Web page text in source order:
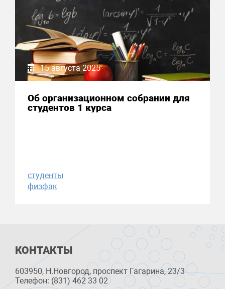
15 августа 2025
Об организационном собрании для
студентов 1 курса
студенты
физфак
КОНТАКТЫ
603950, Н.Новгород, проспект Гагарина, 23/3
Телефон: (831) 462 33 02